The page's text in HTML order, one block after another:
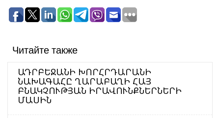
Читайте также
ԱԴՐԲԵՋԱՆԻ ԽՈՐՀՐԴԱՐԱՆԻ
ՆԱԽԱԳԱՀԸ ՂԱՐԱԲԱՂԻ ՀԱՅ
ԲՆԱԿՉՈՒԹՅԱՆ ԻՐԱՎՈՒՆՔՆԵՐՆԵՐԻ
ՄԱՍԻՆ